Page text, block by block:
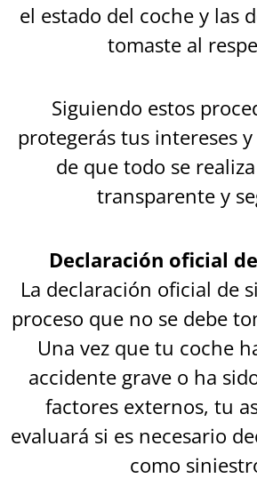
el estado del coche y las
tomaste al
Siguiendo estos
protegerás tus intereses
de que todo se
transparente y
Declaración oficial
La declaración oficial de
proceso que no se debe
Una vez que tu coche
accidente grave o ha
factores externos, tu
evaluará si es necesario
como